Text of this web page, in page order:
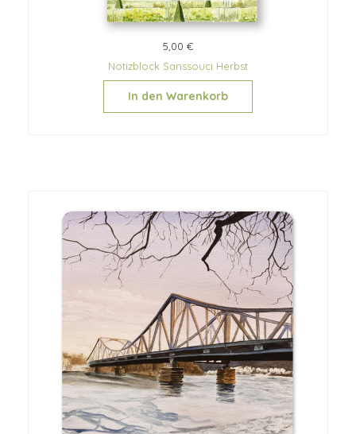
5,00 €
Notizblock Sanssouci Herbst
In den Warenkorb